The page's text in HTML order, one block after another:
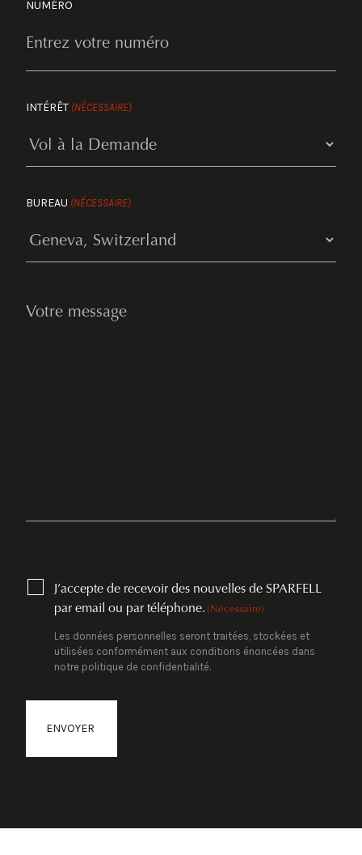
NUMÉRO
INTÉRÊT (NÉCESSAIRE)
BUREAU (NÉCESSAIRE)
MESSAGE
CONSENT
(NÉCESSAIRE)
J’accepte de recevoir des nouvelles de SPARFELL
par email ou par téléphone. (Nécessaire)
Les données personnelles seront traitées, stockées et
utilisées conformément aux conditions énoncées dans
notre politique de confidentialité.